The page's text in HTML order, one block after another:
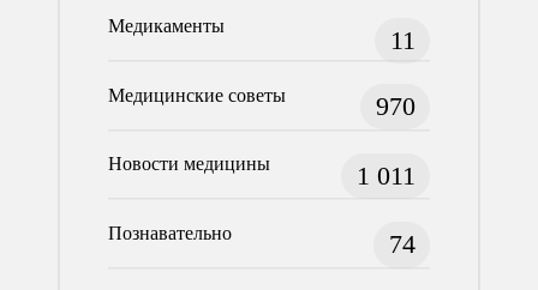
Медикаменты 11
Медицинские советы 970
Новости медицины 1 011
Познавательно 74